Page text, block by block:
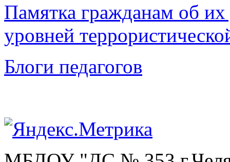
Памятка гражданам об их
уровней
Блоги педагогов